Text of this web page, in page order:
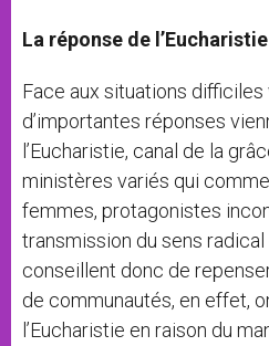
La réponse de l’Eucharistie
Face aux situations difficiles
d’importantes réponses
l’Eucharistie, canal de la
ministères variés qui
femmes, protagonistes
transmission du sens radical
conseillent donc de
de communautés, en effet,
l’Eucharistie en raison du